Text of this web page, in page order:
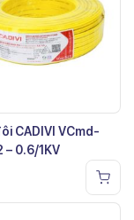
CADIVI VCmd-
– 0.6/1KV